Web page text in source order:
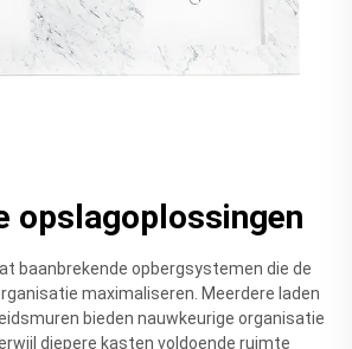
opslagoplossingen
baanbrekende opbergsystemen die de
maximaliseren. Meerdere laden
bieden nauwkeurige organisatie
diepere kasten voldoende ruimte